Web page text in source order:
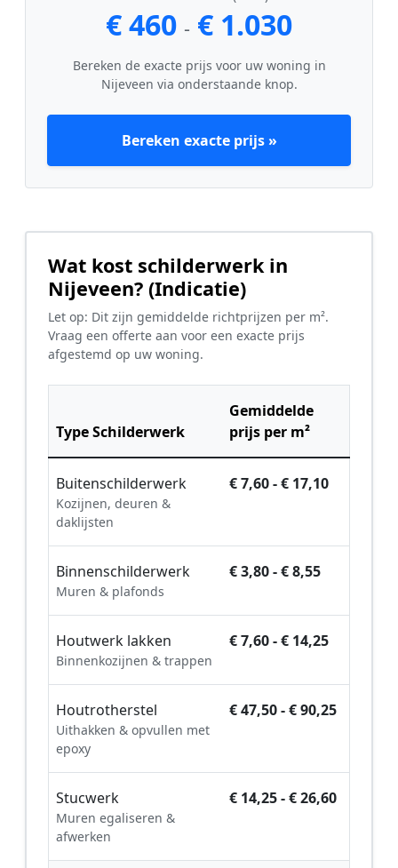
€ 460 - € 1.030
Bereken de exacte prijs voor uw woning in
Nijeveen via onderstaande knop.
Bereken exacte prijs »
Wat kost schilderwerk in
Nijeveen? (Indicatie)
Let op: Dit zijn gemiddelde richtprijzen per m².
Vraag een offerte aan voor een exacte prijs
afgestemd op uw woning.
Type Schilderwerk
Gemiddelde
prijs per m²
Buitenschilderwerk
Kozijnen, deuren &
daklijsten
€ 7,60 - € 17,10
Binnenschilderwerk
Muren & plafonds
€ 3,80 - € 8,55
Houtwerk lakken
Binnenkozijnen & trappen
€ 7,60 - € 14,25
Houtrotherstel
Uithakken & opvullen met
epoxy
€ 47,50 - € 90,25
Stucwerk
Muren egaliseren &
afwerken
€ 14,25 - € 26,60